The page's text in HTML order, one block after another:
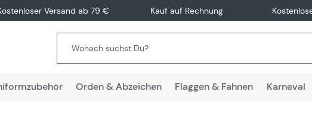
Versand ab 79 € Kauf auf Rechnung
Orden & Abzeichen Flaggen & Fahnen Karneval